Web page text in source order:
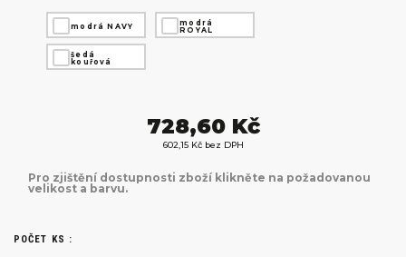
modrá NAVY
modrá
ROYAL
šedá
kouřová
728,60 Kč
602,15 Kč bez DPH
Pro zjištění dostupnosti zboží klikněte na požadovanou
velikost a barvu.
POČET KS :